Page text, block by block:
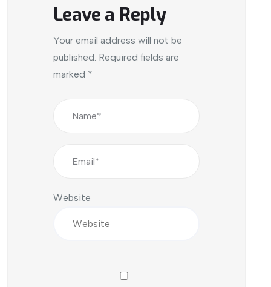
Leave a Reply
Your email address will not be
published. Required fields are
marked *
Website